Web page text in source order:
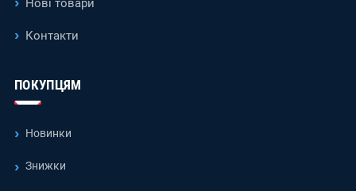
Нові товари
Контакти
ПОКУПЦЯМ
Новинки
Знижки